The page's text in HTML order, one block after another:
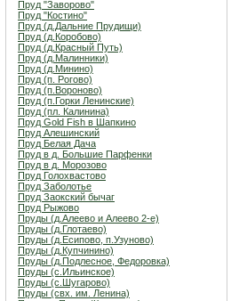
Пруд "Заворово"
Пруд "Костино"
Пруд (д.Дальние Прудищи)
Пруд (д.Коробово)
Пруд (д.Красный Путь)
Пруд (д.Малинники)
Пруд (д.Минино)
Пруд (п. Рогово)
Пруд (п.Вороново)
Пруд (п.Горки Ленинские)
Пруд (пл. Калинина)
Пруд Gold Fish в Шапкино
Пруд Алешинский
Пруд Белая Дача
Пруд в д. Большие Парфенки
Пруд в д. Морозово
Пруд Голохвастово
Пруд Заболотье
Пруд Заокский бычаг
Пруд Рыжово
Пруды (д.Алеево и Алеево 2-е)
Пруды (д.Глотаево)
Пруды (д.Есипово, п.Узуново)
Пруды (д.Купчинино)
Пруды (д.Подлесное, Федоровка)
Пруды (с.Ильинское)
Пруды (с.Шугарово)
Пруды (свх. им. Ленина)